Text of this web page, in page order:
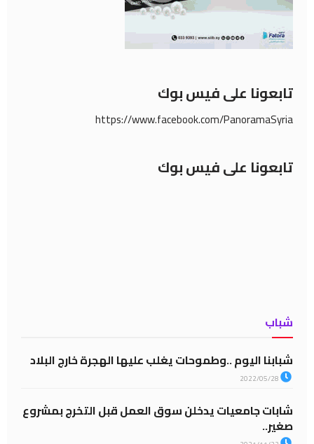
تابعونا على فيس بوك
https://www.facebook.com/PanoramaSyria
تابعونا على فيس بوك
شباب
شبابنا اليوم ..وطموحات يغلب عليها الهجرة خارج البلاد
شابات جامعيات يدخلن سوق العمل قبل التخرج بمشروع
صغير..